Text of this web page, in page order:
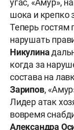
угас, «Амур»,
шока и крепко
Теперь
нарушать
Никулина
когда за
состава на
Зарипов,
Лидер атак
вовремя
Александра